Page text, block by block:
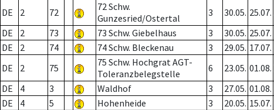
DE 2 72
72 Schw.
Gunzesried/Ostertal
3 30.05. 25.07.
DE
2 73 73 Schw. Giebelhaus 3 30.05. 25.07.
DE
2 74 74 Schw. Bleckenau 3 29.05. 17.07.
DE
2 75
75 Schw. Hochgrat AGT-
Toleranzbelegstelle
6 23.05. 01.08.
DE
4 3 Waldhof 3 27.05. 01.08.
DE
4 5 Hohenheide 3 20.05. 15.07.